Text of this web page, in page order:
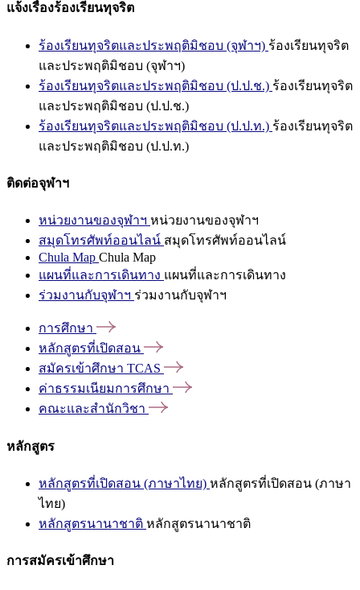
แจ้งเรื่องร้องเรียนทุจริต
ร้องเรียนทุจริตและประพฤติมิชอบ (จุฬาฯ) ร้องเรียนทุจริต
และประพฤติมิชอบ (จุฬาฯ)
ร้องเรียนทุจริตและประพฤติมิชอบ (ป.ป.ช.) ร้องเรียนทุจริต
และประพฤติมิชอบ (ป.ป.ช.)
ร้องเรียนทุจริตและประพฤติมิชอบ (ป.ป.ท.) ร้องเรียนทุจริต
และประพฤติมิชอบ (ป.ป.ท.)
ติดต่อจุฬาฯ
หน่วยงานของจุฬาฯ หน่วยงานของจุฬาฯ
สมุดโทรศัพท์ออนไลน์ สมุดโทรศัพท์ออนไลน์
Chula Map Chula Map
แผนที่และการเดินทาง แผนที่และการเดินทาง
ร่วมงานกับจุฬาฯ ร่วมงานกับจุฬาฯ
การศึกษา
หลักสูตรที่เปิดสอน
สมัครเข้าศึกษา TCAS
ค่าธรรมเนียมการศึกษา
คณะและสำนักวิชา
หลักสูตร
หลักสูตรที่เปิดสอน (ภาษาไทย) หลักสูตรที่เปิดสอน (ภาษา
ไทย)
หลักสูตรนานาชาติ หลักสูตรนานาชาติ
การสมัครเข้าศึกษา